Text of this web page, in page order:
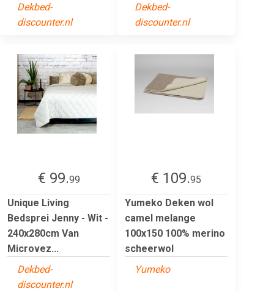
Dekbed-
discounter.nl
Dekbed-
discounter.nl
€ 99.99
Unique Living
Bedsprei Jenny - Wit -
240x280cm Van
Microvez...
Dekbed-
discounter.nl
€ 109.95
Yumeko Deken wol
camel melange
100x150 100% merino
scheerwol
Yumeko